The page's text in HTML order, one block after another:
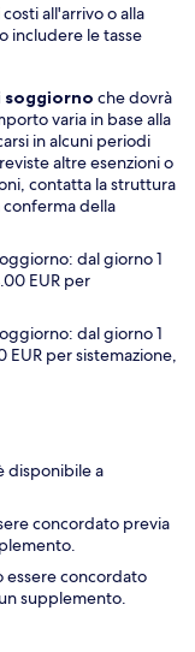
all'arrivo o alla
includere le tasse
soggiorno che dovrà
varia in base alla
in alcuni periodi
altre esenzioni o
contatta la struttura
della
dal giorno 1
EUR per
dal giorno 1
EUR per sistemazione,
disponibile a
concordato previa
essere concordato
supplemento.